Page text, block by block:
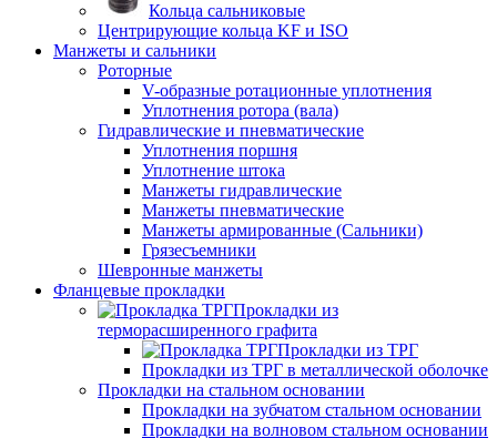
Кольца сальниковые
Центрирующие кольца KF и ISO
Манжеты и сальники
Роторные
V-образные ротационные уплотнения
Уплотнения ротора (вала)
Гидравлические и пневматические
Уплотнения поршня
Уплотнение штока
Манжеты гидравлические
Манжеты пневматические
Манжеты армированные (Сальники)
Грязесъемники
Шевронные манжеты
Фланцевые прокладки
Прокладки из
терморасширенного графита
Прокладки из ТРГ
Прокладки из ТРГ в металлической оболочке
Прокладки на стальном основании
Прокладки на зубчатом стальном основании
Прокладки на волновом стальном основании